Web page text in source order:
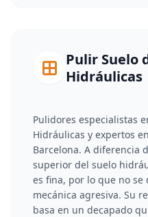
Pulir Suelo
Hidráulicas
Pulidores especialistas
Hidráulicas y expertos
Barcelona. A diferencia
superior del suelo
es fina, por lo que no
mecánica agresiva. Su
basa en un decapado